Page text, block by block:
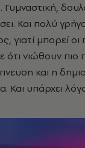
Και πολύ
γιατί μπορεί οι
ότι νιώθουν πιο
και η
Και υπάρχει